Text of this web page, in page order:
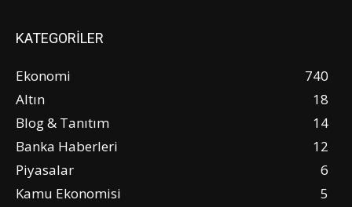
KATEGORİLER
Ekonomi
740
Altın
18
Blog & Tanıtım
14
Banka Haberleri
12
Piyasalar
6
Kamu Ekonomisi
5